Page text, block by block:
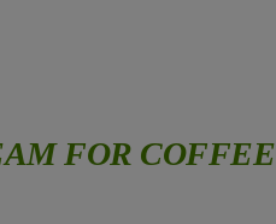
FOR COFFEE